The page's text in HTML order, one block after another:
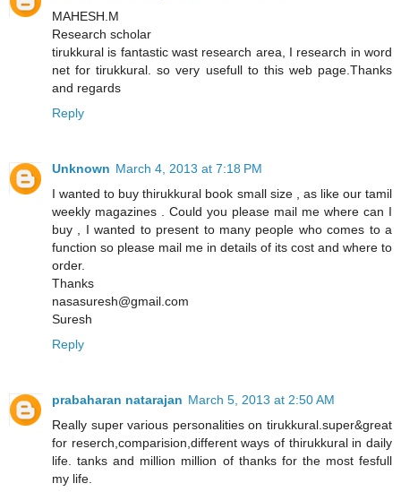
MAHESH.M
Research scholar
tirukkural is fantastic wast research area, I research in word
net for tirukkural. so very usefull to this web page.Thanks
and regards
Reply
Unknown March 4, 2013 at 7:18 PM
I wanted to buy thirukkural book small size , as like our tamil
weekly magazines . Could you please mail me where can I
buy , I wanted to present to many people who comes to a
function so please mail me in details of its cost and where to
order.
Thanks
nasasuresh@gmail.com
Suresh
Reply
prabaharan natarajan March 5, 2013 at 2:50 AM
Really super various personalities on tirukkural.super&great
for reserch,comparision,different ways of thirukkural in daily
life. tanks and million million of thanks for the most fesfull
my life.